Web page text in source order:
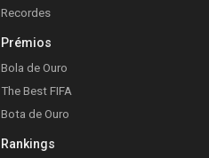
Recordes
Prémios
Bola de Ouro
The Best FIFA
Bota de Ouro
Rankings